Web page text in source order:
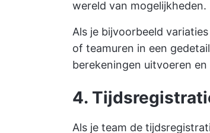
wereld van mogelijkheden.
Als je bijvoorbeeld
of teamuren in een
berekeningen uitvoeren
4.
Als je team de